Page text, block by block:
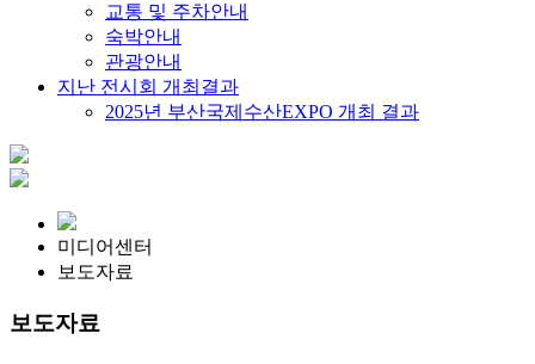
교통 및 주차안내
숙박안내
관광안내
지난 전시회 개최결과
2025년 부산국제수산EXPO 개최 결과
미디어센터
보도자료
보도자료